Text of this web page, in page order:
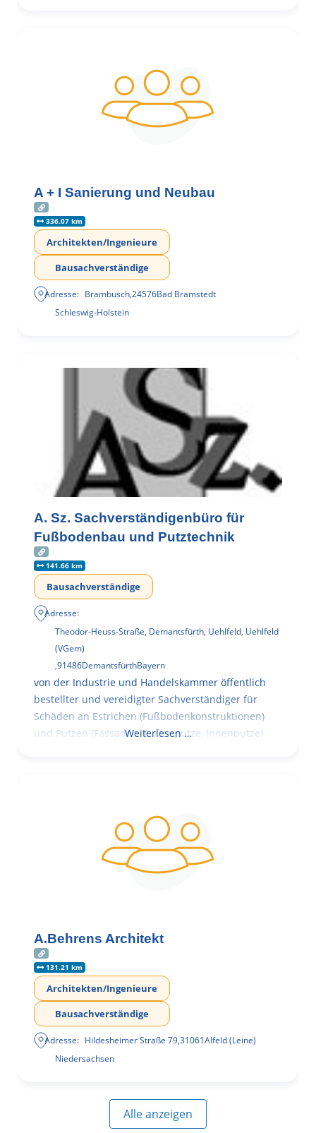
A + I Sanierung und Neubau
336.07 km
Architekten/Ingenieure
Bausachverständige
Adresse: Brambusch,24576Bad Bramstedt
Schleswig-Holstein
A. Sz. Sachverständigenbüro für
Fußbodenbau und Putztechnik
141.66 km
Bausachverständige
Adresse:
Theodor-Heuss-Straße, Demantsfürth, Uehlfeld, Uehlfeld
(VGem)
,91486DemantsfürthBayern
von der Industrie und Handelskammer öffentlich
bestellter und vereidigter Sachverständiger für
Schäden an Estrichen (Fußbodenkonstruktionen)
und Putzen (Fassaden, Außenputze, Innenputze)
Weiterlesen …
A.Behrens Architekt
131.21 km
Architekten/Ingenieure
Bausachverständige
Adresse: Hildesheimer Straße 79,31061Alfeld (Leine)
Niedersachsen
Alle anzeigen